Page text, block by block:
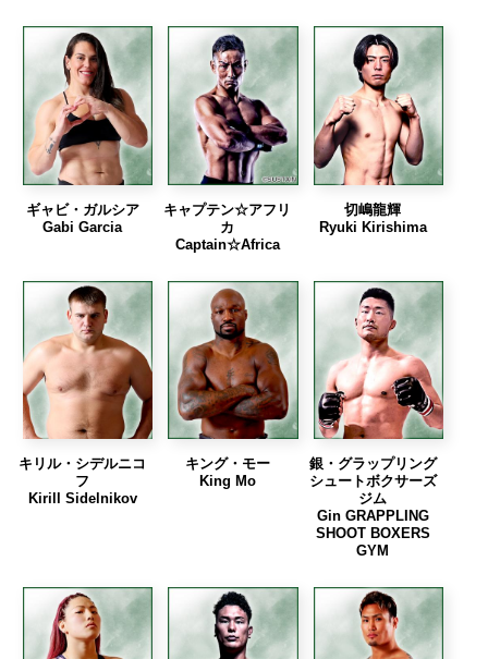
ギャビ・ガルシア
Gabi Garcia
キャプテン☆アフリ
カ
Captain☆Africa
切嶋龍輝
Ryuki Kirishima
キリル・シデルニコ
フ
Kirill Sidelnikov
キング・モー
King Mo
銀・グラップリング
シュートボクサーズ
ジム
Gin GRAPPLING
SHOOT BOXERS
GYM